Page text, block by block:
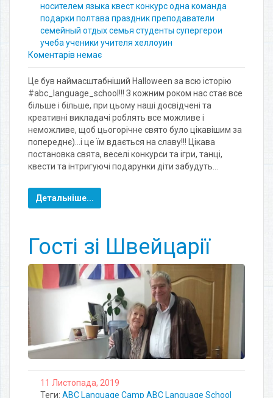
носителем языкаквестконкурсодна команда
подарки полтавапраздникпреподаватели
семейный отдыхсемья студенты супергерои
учебаученики учителя хеллоуин
Коментарів немає
Це був наймасштабніший Halloween за всю історію
#abc_language_school!!! З кожним роком нас стає все
більше і більше, при цьому наші досвідчені та
креативні викладачі роблять все можливе і
неможливе, щоб цьогорічне свято було цікавішим за
попереднє)…і це їм вдається на славу!!! Цікава
постановка свята, веселі конкурси та ігри, танці,
квести та інтригуючі подарунки діти забудуть…
Детальніше...
Гості зі Швейцарії
11 Листопада, 2019
Теги: ABC Language Camp ABC Language School